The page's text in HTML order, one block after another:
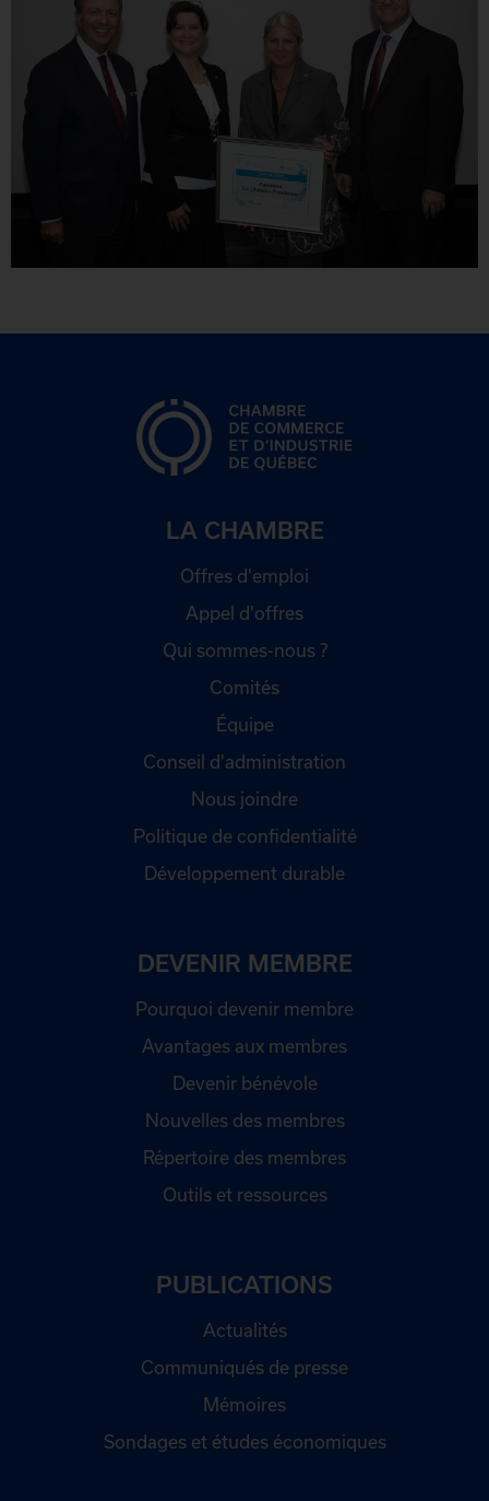
LA CHAMBRE
Offres d'emploi
Appel d'offres
Qui sommes-nous ?
Comités
Équipe
Conseil d'administration
Nous joindre
Politique de confidentialité
Développement durable
DEVENIR MEMBRE
Pourquoi devenir membre
Avantages aux membres
Devenir bénévole
Nouvelles des membres
Répertoire des membres
Outils et ressources
PUBLICATIONS
Actualités
Communiqués de presse
Mémoires
Sondages et études économiques